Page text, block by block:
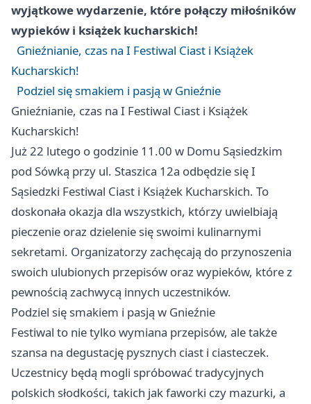
wyjątkowe wydarzenie, które połączy miłośników
wypieków i książek kucharskich!
Gnieźnianie, czas na I Festiwal Ciast i Książek
Kucharskich!
Podziel się smakiem i pasją w Gnieźnie
Gnieźnianie, czas na I Festiwal Ciast i Książek
Kucharskich!
Już 22 lutego o godzinie 11.00 w Domu Sąsiedzkim
pod Sówką przy ul. Staszica 12a odbędzie się I
Sąsiedzki Festiwal Ciast i Książek Kucharskich. To
doskonała okazja dla wszystkich, którzy uwielbiają
pieczenie oraz dzielenie się swoimi kulinarnymi
sekretami. Organizatorzy zachęcają do przynoszenia
swoich ulubionych przepisów oraz wypieków, które z
pewnością zachwycą innych uczestników.
Podziel się smakiem i pasją w Gnieźnie
Festiwal to nie tylko wymiana przepisów, ale także
szansa na degustację pysznych ciast i ciasteczek.
Uczestnicy będą mogli spróbować tradycyjnych
polskich słodkości, takich jak faworki czy mazurki, a